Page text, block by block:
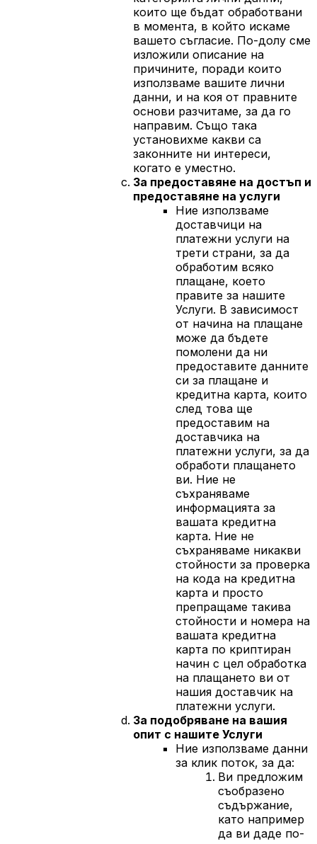
които ще бъдат обработвани
в момента, в който искаме
вашето съгласие. По-долу сме
изложили описание на
причините, поради които
използваме вашите лични
данни, и на коя от правните
основи разчитаме, за да го
направим. Също така
установихме какви са
законните ни интереси,
когато е уместно.
За предоставяне на достъп и
предоставяне на услуги
Ние използваме
доставчици на
платежни услуги на
трети страни, за да
обработим всяко
плащане, което
правите за нашите
Услуги. В зависимост
от начина на плащане
може да бъдете
помолени да ни
предоставите данните
си за плащане и
кредитна карта, които
след това ще
предоставим на
доставчика на
платежни услуги, за да
обработи плащането
ви. Ние не
съхраняваме
информацията за
вашата кредитна
карта. Ние не
съхраняваме никакви
стойности за проверка
на кода на кредитна
карта и просто
препращаме такива
стойности и номера на
вашата кредитна
карта по криптиран
начин с цел обработка
на плащането ви от
нашия доставчик на
платежни услуги.
За подобряване на вашия
опит с нашите Услуги
Ние използваме данни
за клик поток, за да:
Ви предложим
съобразено
съдържание,
като например
да ви даде по-